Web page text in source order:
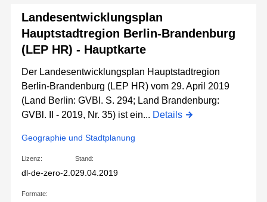
Landesentwicklungsplan
Hauptstadtregion Berlin-Brandenburg
(LEP HR) - Hauptkarte
Der Landesentwicklungsplan Hauptstadtregion
Berlin-Brandenburg (LEP HR) vom 29. April 2019
(Land Berlin: GVBl. S. 294; Land Brandenburg:
GVBl. II - 2019, Nr. 35) ist ein... Details
Geographie und Stadtplanung
Lizenz:
dl-de-zero-2.0
Stand:
29.04.2019
Formate: